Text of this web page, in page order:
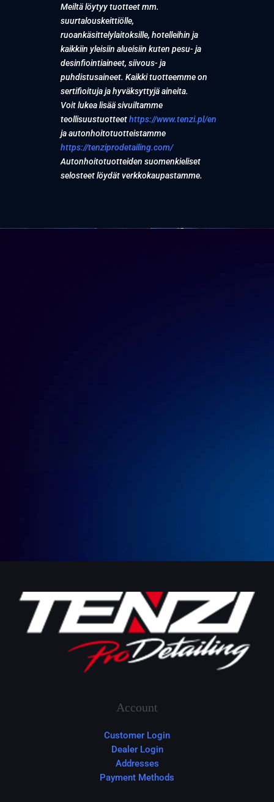
Meiltä löytyy tuotteet mm.
suurtalouskeittiölle,
ruoankäsittelylaitoksille, hotelleihin ja
kaikkiin yleisiin alueisiin kuten pesu- ja
desinfiointiaineet, siivous- ja
puhdistusaineet. Kaikki tuotteemme on
sertifioituja ja hyväksyttyjä aineita.
Voit lukea lisää sivuiltamme
teollisuustuotteethttps://www.tenzi.pl/en
ja autonhoitotuotteistamme
https://tenziprodetailing.com/
Autonhoitotuotteiden suomenkieliset
selosteet löydät verkkokaupastamme.
Account
Customer Login
Dealer Login
Addresses
Payment Methods